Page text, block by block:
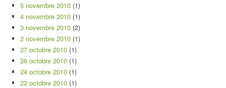
5 novembre 2010 (1)
4 novembre 2010 (1)
3 novembre 2010 (2)
2 novembre 2010 (1)
27 octobre 2010 (1)
26 octobre 2010 (1)
24 octobre 2010 (1)
22 octobre 2010 (1)